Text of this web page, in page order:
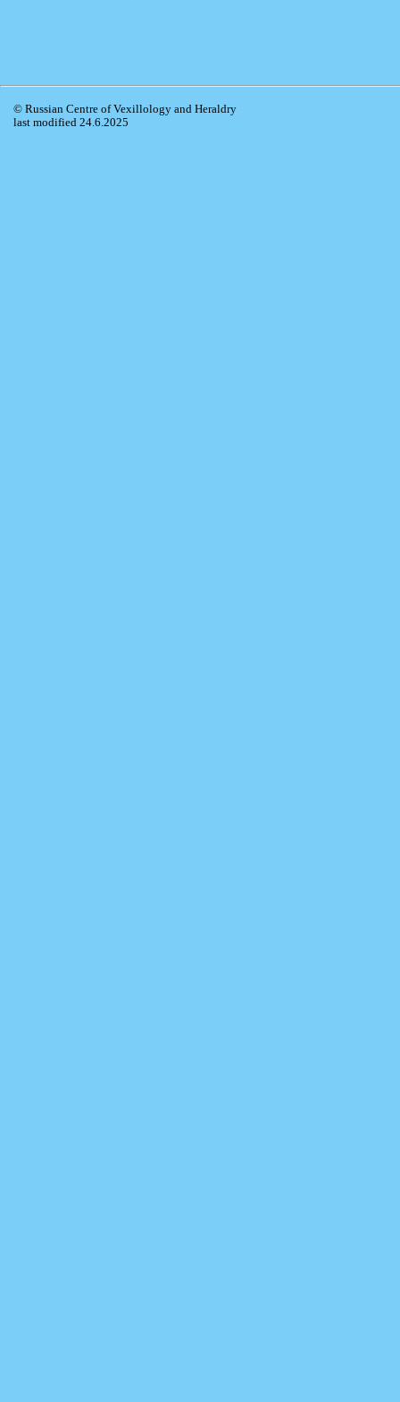
© Russian Centre of Vexillology and Heraldry
last modified 24.6.2025